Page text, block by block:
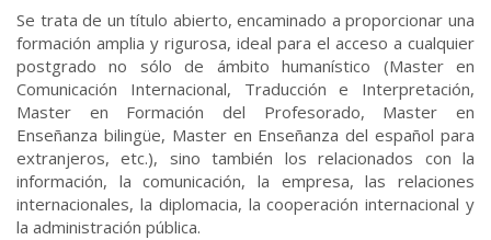
Se trata de un título abierto, encaminado a proporcionar una
formación amplia y rigurosa, ideal para el acceso a cualquier
postgrado no sólo de ámbito humanístico (Master en
Comunicación Internacional, Traducción e Interpretación,
Master en Formación del Profesorado, Master en
Enseñanza bilingüe, Master en Enseñanza del español para
extranjeros, etc.), sino también los relacionados con la
información, la comunicación, la empresa, las relaciones
internacionales, la diplomacia, la cooperación internacional y
la administración pública.